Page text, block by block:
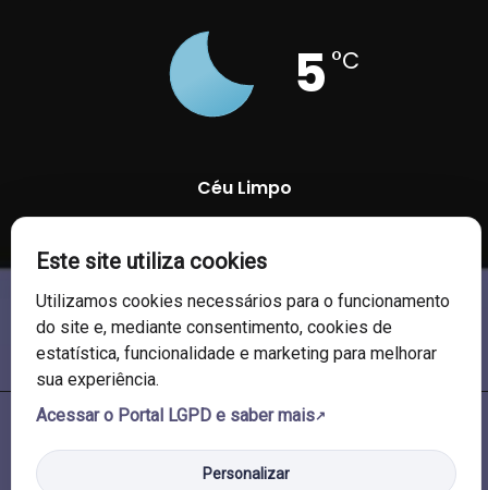
5 °C
Céu Limpo
89 % 1009 mb
reservados.
Este site utiliza cookies
Utilizamos cookies necessários para o funcionamento
do site e, mediante consentimento, cookies de
estatística, funcionalidade e marketing para melhorar
sua experiência.
Acessar o Portal LGPD e saber mais
Personalizar